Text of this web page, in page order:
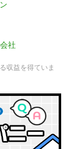
社
収益を得ていま